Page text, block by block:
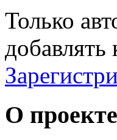
Только
О проекте